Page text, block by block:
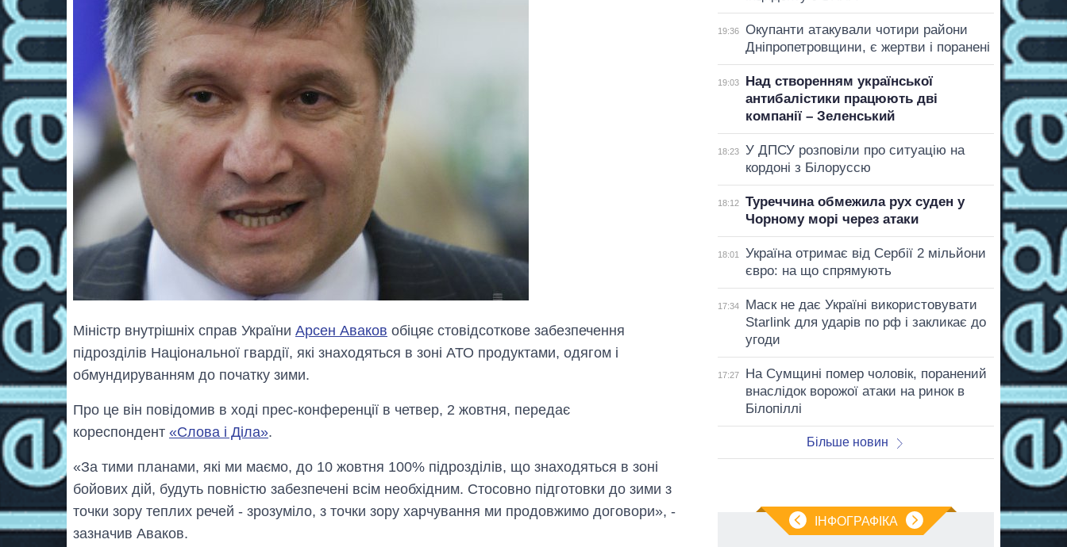
Міністр внутрішніх справ України Арсен Аваков обіцяє стовідсоткове забезпечення
підрозділів Національної гвардії, які знаходяться в зоні АТО продуктами, одягом і
обмундируванням до початку зими.
Про це він повідомив в ході прес-конференції в четвер, 2 жовтня, передає
кореспондент «Слова і Діла».
«За тими планами, які ми маємо, до 10 жовтня 100% підрозділів, що знаходяться в зоні
бойових дій, будуть повністю забезпечені всім необхідним. Стосовно підготовки до зими з
точки зору теплих речей - зрозуміло, з точки зору харчування ми продовжимо договори», -
зазначив Аваков.
19:36
Окупанти атакували чотири райони
Дніпропетровщини, є жертви і поранені
19:03
Над створенням української
антибалістики працюють дві
компанії – Зеленський
18:23
У ДПСУ розповіли про ситуацію на
кордоні з Білоруссю
18:12
Туреччина обмежила рух суден у
Чорному морі через атаки
18:01
Україна отримає від Сербії 2 мільйони
євро: на що спрямують
17:34
Маск не дає Україні використовувати
Starlink для ударів по рф і закликає до
угоди
17:27
На Сумщині помер чоловік, поранений
внаслідок ворожої атаки на ринок в
Білопіллі
Більше новин
ІНФОГРАФІКА